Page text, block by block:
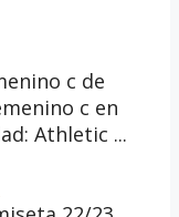
c de
c en
Athletic ...